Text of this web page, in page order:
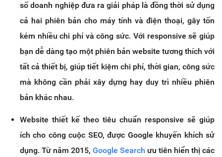
số doanh nghiệp đưa ra giải pháp là đồng thời sử dụng
cả hai phiên bản cho máy tính và điện thoại, gây tốn
kém nhiều chi phí và công sức. Với responsive sẽ giúp
bạn dễ dàng tạo một phiên bản website tương thích với
tất cả thiết bị, giúp tiết kiệm chi phí, thời gian, công sức
mà không cần phải xây dựng hay duy trì nhiều phiên
bản khác nhau.
Website thiết kế theo tiêu chuẩn responsive sẽ giúp
ích cho công cuộc SEO, được Google khuyến khích sử
dụng. Từ năm 2015, Google Search ưu tiên hiển thị các